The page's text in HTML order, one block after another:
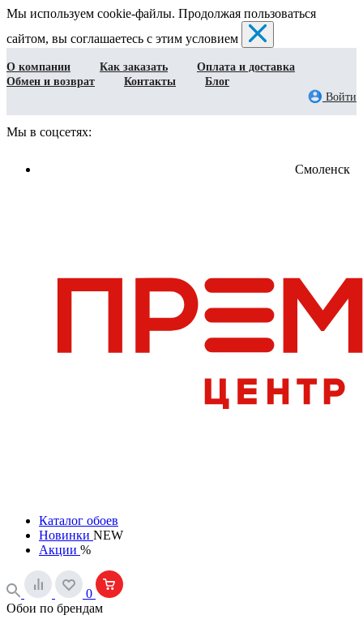
Мы используем cookie-файлы. Продолжая пользоваться
сайтом, вы соглашаетесь с этим условием
О компании Как заказать
Оплата и доставка
Обмен и возврат
Контакты
Блог
Войти
Мы в соцсетях:
Смоленск
Каталог обоев
Новинки NEW
Акции %
0
Обои по брендам